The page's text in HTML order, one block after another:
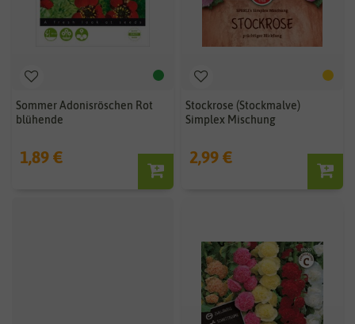
Sommer Adonisröschen Rot
blühende
1,89 €
Stockrose (Stockmalve)
Simplex Mischung
2,99 €